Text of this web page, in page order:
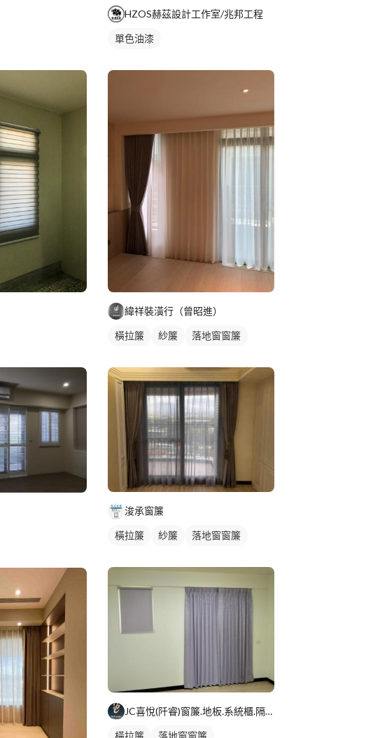
HZOS赫茲設計工作室/兆邦工程
單色油漆
緯祥裝潢行（曾昭進）
橫拉簾 紗簾 落地窗窗簾
浚承窗簾
橫拉簾 紗簾 落地窗窗簾
JC喜悅(阡睿)窗簾.地板.系統櫃.隔熱紙joy curta
橫拉簾 落地窗窗簾